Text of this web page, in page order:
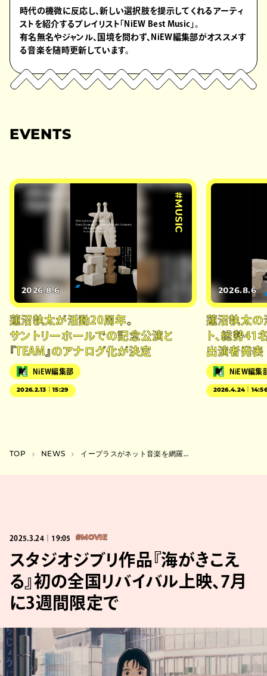
時代の機微に反応し、新しい選択肢を提示してくれるアーティ
ストを紹介するプレイリスト「NiEW Best Music」。
有名無名やジャンル、国境を問わず、NiEW編集部がオススメす
る音楽を随時更新しています。
EVENTS
#MUSIC
2026.8.6
蓮沼執太が活動20周年。
サントリーホールでの記念公演と
『TEAM』のアナログ化が決定
NiEW編集部
2026.2.13｜15:29
2026.8.6
蓮沼執太の
ト、総勢41
出演者発表
NiEW編集
2026.4.24｜
TOP NEWS イープラスがネット音楽を網羅するプロジェクト『FAVOY』始動。Souら出演のライブも
2025.3.24｜19:05 #MOVIE
スタジオジブリ作品『海がきこえ
る』初の全国リバイバル上映、7月
に3週間限定で